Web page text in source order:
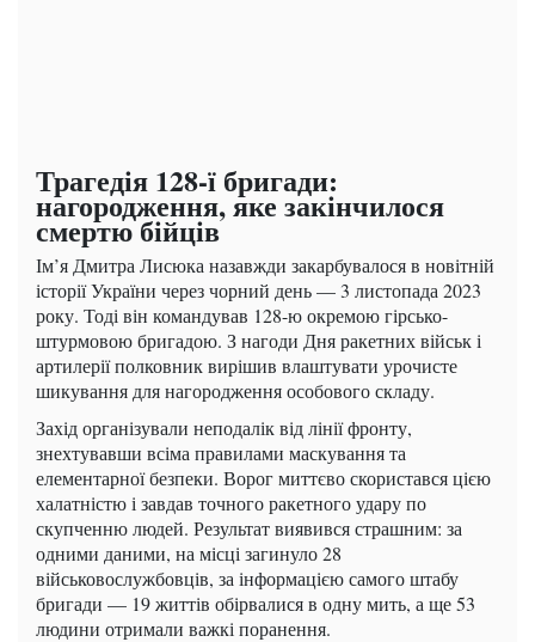
Трагедія 128-ї бригади:
нагородження, яке закінчилося
смертю бійців
Ім’я Дмитра Лисюка назавжди закарбувалося в новітній
історії України через чорний день — 3 листопада 2023
року. Тоді він командував 128-ю окремою гірсько-
штурмовою бригадою. З нагоди Дня ракетних військ і
артилерії полковник вирішив влаштувати урочисте
шикування для нагородження особового складу.
Захід організували неподалік від лінії фронту,
знехтувавши всіма правилами маскування та
елементарної безпеки. Ворог миттєво скористався цією
халатністю і завдав точного ракетного удару по
скупченню людей. Результат виявився страшним: за
одними даними, на місці загинуло 28
військовослужбовців, за інформацією самого штабу
бригади — 19 життів обірвалися в одну мить, а ще 53
людини отримали важкі поранення.